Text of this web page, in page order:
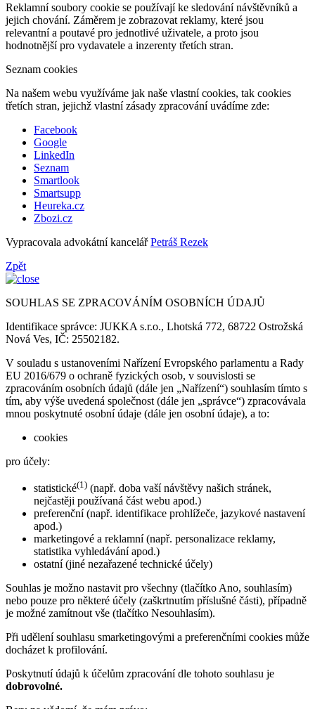
Reklamní soubory cookie se používají ke sledování návštěvníků a
jejich chování. Záměrem je zobrazovat reklamy, které jsou
relevantní a poutavé pro jednotlivé uživatele, a proto jsou
hodnotnější pro vydavatele a inzerenty třetích stran.
Seznam cookies
Na našem webu využíváme jak naše vlastní cookies, tak cookies
třetích stran, jejichž vlastní zásady zpracování uvádíme zde:
Facebook
Google
LinkedIn
Seznam
Smartlook
Smartsupp
Heureka.cz
Zbozi.cz
Vypracovala advokátní kancelářPetráš Rezek
Zpět
SOUHLAS SE ZPRACOVÁNÍM OSOBNÍCH ÚDAJŮ
Identifikace správce: JUKKA s.r.o., Lhotská 772, 68722 Ostrožská
Nová Ves, IČ: 25502182.
V souladu s ustanoveními Nařízení Evropského parlamentu a Rady
EU 2016/679 o ochraně fyzických osob, v souvislosti se
zpracováním osobních údajů (dále jen „Nařízení“) souhlasím tímto s
tím, aby výše uvedená společnost (dále jen „správce“) zpracovávala
mnou poskytnuté osobní údaje (dále jen osobní údaje), a to:
cookies
pro účely:
statistické(1) (např. doba vaší návštěvy našich stránek,
nejčastěji používaná část webu apod.)
preferenční (např. identifikace prohlížeče, jazykové nastavení
apod.)
marketingové a reklamní (např. personalizace reklamy,
statistika vyhledávání apod.)
ostatní (jiné nezařazené technické účely)
Souhlas je možno nastavit pro všechny (tlačítko Ano, souhlasím)
nebo pouze pro některé účely (zaškrtnutím příslušné části), případně
je možné zamítnout vše (tlačítko Nesouhlasím).
Při udělení souhlasu smarketingovými a preferenčními cookies může
docházet k profilování.
Poskytnutí údajů k účelům zpracování dle tohoto souhlasu je
dobrovolné.